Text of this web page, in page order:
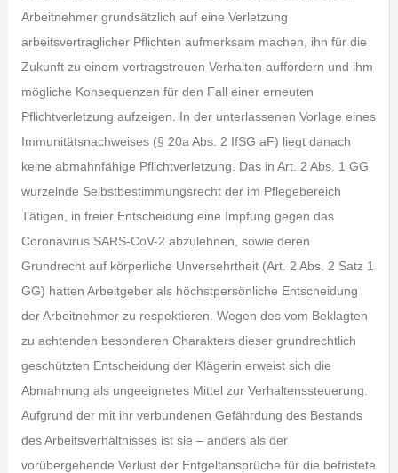
Arbeitnehmer grundsätzlich auf eine Verletzung
arbeitsvertraglicher Pflichten aufmerksam machen, ihn für die
Zukunft zu einem vertragstreuen Verhalten auffordern und ihm
mögliche Konsequenzen für den Fall einer erneuten
Pflichtverletzung aufzeigen. In der unterlassenen Vorlage eines
Immunitätsnachweises (§ 20a Abs. 2 IfSG aF) liegt danach
keine abmahnfähige Pflichtverletzung. Das in Art. 2 Abs. 1 GG
wurzelnde Selbstbestimmungsrecht der im Pflegebereich
Tätigen, in freier Entscheidung eine Impfung gegen das
Coronavirus SARS-CoV-2 abzulehnen, sowie deren
Grundrecht auf körperliche Unversehrtheit (Art. 2 Abs. 2 Satz 1
GG) hatten Arbeitgeber als höchstpersönliche Entscheidung
der Arbeitnehmer zu respektieren. Wegen des vom Beklagten
zu achtenden besonderen Charakters dieser grundrechtlich
geschützten Entscheidung der Klägerin erweist sich die
Abmahnung als ungeeignetes Mittel zur Verhaltenssteuerung.
Aufgrund der mit ihr verbundenen Gefährdung des Bestands
des Arbeitsverhältnisses ist sie – anders als der
vorübergehende Verlust der Entgeltansprüche für die befristete